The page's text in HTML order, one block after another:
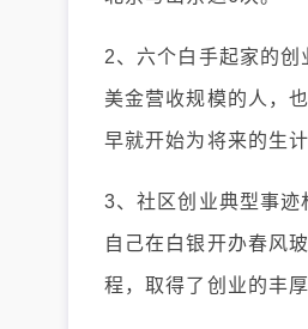
2、六个白手起家的
美金营收规模的人，
早就开始为将来的生计
3、社区创业典型事
自己在白银开办春风
程，取得了创业的丰厚